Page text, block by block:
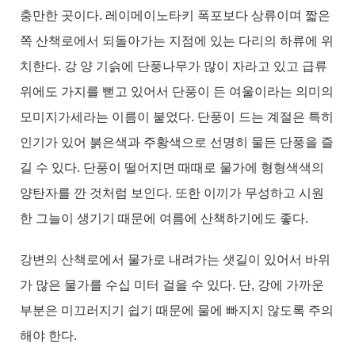
충만한 곳이다. 레이메이노타키 폭포보다 상류이며 짧은
쪽 산책로에서 되돌아가는 지점에 있는 다리의 하류에 위
치한다. 강 양 기슭에 단풍나무가 많이 자라고 있고 급류
위에도 가지를 뻗고 있어서 단풍이 든 여울이라는 의미의
모미지가세라는 이름이 붙었다. 단풍이 드는 계절은 특히
인기가 있어 붉은색과 주황색으로 선명히 물든 단풍을 즐
길 수 있다. 단풍이 떨어지면 때때로 물가에 형형색색의
양탄자를 깐 것처럼 보인다. 또한 이끼가 무성하고 시원
한 그늘이 생기기 때문에 여름에 산책하기에도 좋다.
강변의 산책로에서 물가로 내려가는 샛길이 있어서 바위
가 많은 물가를 수십 미터 걸을 수 있다. 단, 강에 가까운
부분은 미끄러지기 쉽기 때문에 물에 빠지지 않도록 주의
해야 한다.